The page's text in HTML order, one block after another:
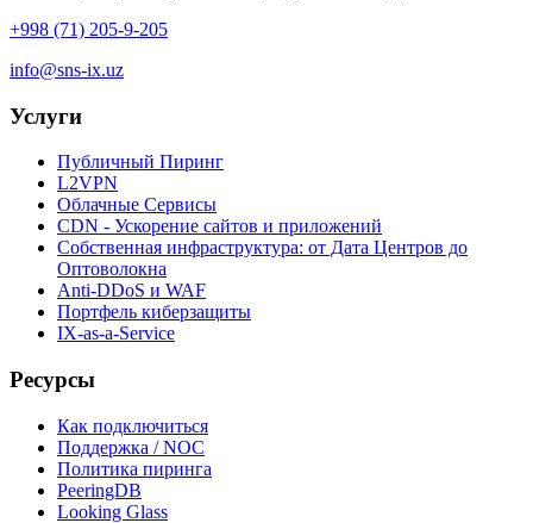
+998 (71) 205-9-205
info@sns-ix.uz
Услуги
Публичный Пиринг
L2VPN
Облачные Сервисы
CDN - Ускорение сайтов и приложений
Собственная инфраструктура: от Дата Центров до
Оптоволокна
Anti-DDoS и WAF
Портфель киберзащиты
IX-as-a-Service
Ресурсы
Как подключиться
Поддержка / NOC
Политика пиринга
PeeringDB
Looking Glass